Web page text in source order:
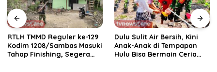
RTLH TMMD Reguler ke-129
Kodim 1208/Sambas Masuki
Tahap Finishing, Segera
Dulu Sulit Air Bersih, Kini
Anak-Anak di Tempapan
Hulu Bisa Bermain Ceria